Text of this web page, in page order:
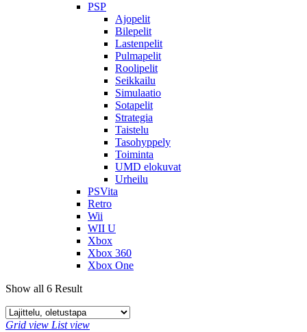
PSP
Ajopelit
Bilepelit
Lastenpelit
Pulmapelit
Roolipelit
Seikkailu
Simulaatio
Sotapelit
Strategia
Taistelu
Tasohyppely
Toiminta
UMD elokuvat
Urheilu
PSVita
Retro
Wii
WII U
Xbox
Xbox 360
Xbox One
Show all 6 Result
Grid view List view